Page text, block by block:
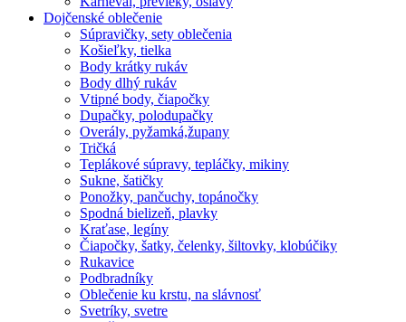
Dojčenské oblečenie
Súpravičky, sety oblečenia
Košieľky, tielka
Body krátky rukáv
Body dlhý rukáv
Vtipné body, čiapočky
Dupačky, polodupačky
Overály, pyžamká,župany
Tričká
Teplákové súpravy, tepláčky, mikiny
Sukne, šatičky
Ponožky, pančuchy, topánočky
Spodná bielizeň, plavky
Kraťase, legíny
Čiapočky, šatky, čelenky, šiltovky, klobúčiky
Rukavice
Podbradníky
Oblečenie ku krstu, na slávnosť
Svetríky, svetre